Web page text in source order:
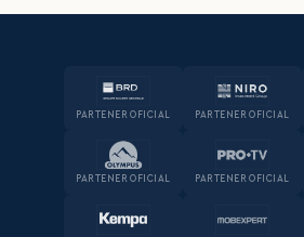
PARTENER OFICIAL PARTENER OFICIAL
PARTENER OFICIAL PARTENER OFICIAL